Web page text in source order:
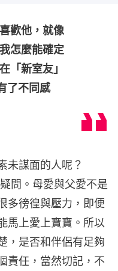
歡他，就像
怎麼能確定
「新室友」
了不同感
未謀面的人呢？
問。母愛與父愛不是
多徬徨與壓力，即便
馬上愛上寶寶。所以
，是否和伴侶有足夠
責任，當然切記，不